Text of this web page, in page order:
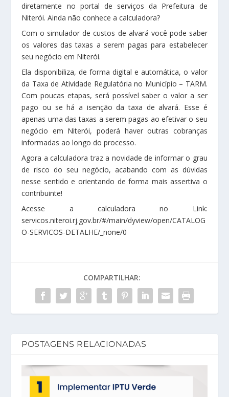
diretamente no portal de serviços da Prefeitura de
Niterói. Ainda não conhece a calculadora?
Com o simulador de custos de alvará você pode saber
os valores das taxas a serem pagas para estabelecer
seu negócio em Niterói.
Ela disponibiliza, de forma digital e automática, o valor
da Taxa de Atividade Regulatória no Município – TARM.
Com poucas etapas, será possível saber o valor a ser
pago ou se há a isenção da taxa de alvará. Esse é
apenas uma das taxas a serem pagas ao efetivar o seu
negócio em Niterói, poderá haver outras cobranças
informadas ao longo do processo.
Agora a calculadora traz a novidade de informar o grau
de risco do seu negócio, acabando com as dúvidas
nesse sentido e orientando de forma mais assertiva o
contribuinte!
Acesse a calculadora no Link:
servicos.niteroi.rj.gov.br/#/main/dyview/open/CATALOG
O-SERVICOS-DETALHE/_none/0
COMPARTILHAR:
POSTAGENS RELACIONADAS